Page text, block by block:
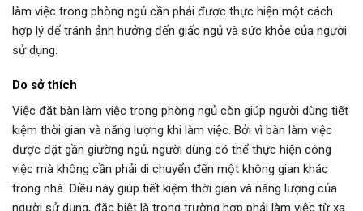
làm việc trong phòng ngủ cần phải được thực hiện một cách
hợp lý để tránh ảnh hưởng đến giấc ngủ và sức khỏe của người
sử dụng.
Do sở thích
Việc đặt bàn làm việc trong phòng ngủ còn giúp người dùng tiết
kiệm thời gian và năng lượng khi làm việc. Bởi vì bàn làm việc
được đặt gần giường ngủ, người dùng có thể thực hiện công
việc mà không cần phải di chuyển đến một không gian khác
trong nhà. Điều này giúp tiết kiệm thời gian và năng lượng của
người sử dụng, đặc biệt là trong trường hợp phải làm việc từ xa